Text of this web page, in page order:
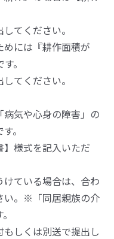
てください。
には『耕作面積が
。
てください。
気や心身の障害」の
。
様式を記入いただ
ている場合は、合わ
い。※「同居親族の介
しくは別送で提出し